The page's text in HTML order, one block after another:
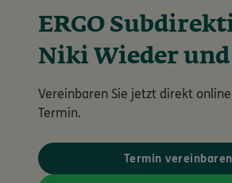
ERGO
Niki Wieder und
Vereinbaren Sie jetzt direkt
Termin.
Termin vereinbaren